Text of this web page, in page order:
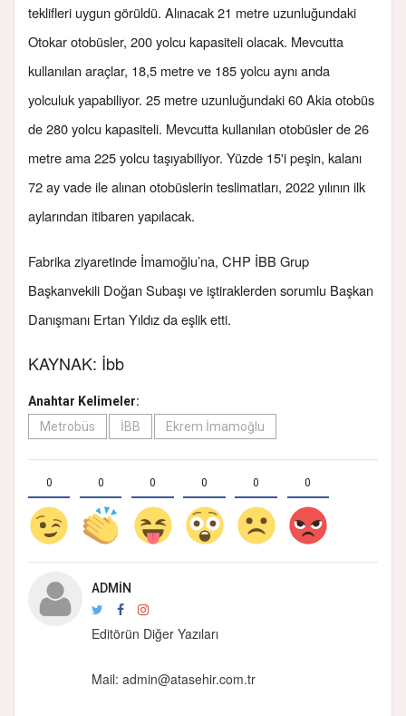
teklifleri uygun görüldü. Alınacak 21 metre uzunluğundaki
Otokar otobüsler, 200 yolcu kapasiteli olacak. Mevcutta
kullanılan araçlar, 18,5 metre ve 185 yolcu aynı anda
yolculuk yapabiliyor. 25 metre uzunluğundaki 60 Akia otobüs
de 280 yolcu kapasiteli. Mevcutta kullanılan otobüsler de 26
metre ama 225 yolcu taşıyabiliyor. Yüzde 15'i peşin, kalanı
72 ay vade ile alınan otobüslerin teslimatları, 2022 yılının ilk
aylarından itibaren yapılacak.
Fabrika ziyaretinde İmamoğlu’na, CHP İBB Grup
Başkanvekili Doğan Subaşı ve iştiraklerden sorumlu Başkan
Danışmanı Ertan Yıldız da eşlik etti.
KAYNAK: İbb
Anahtar Kelimeler:
Metrobüs
İBB Ekrem İmamoğlu
0 0 0 0 0 0
ADMIN
Editörün Diğer Yazıları
Mail: admin@atasehir.com.tr